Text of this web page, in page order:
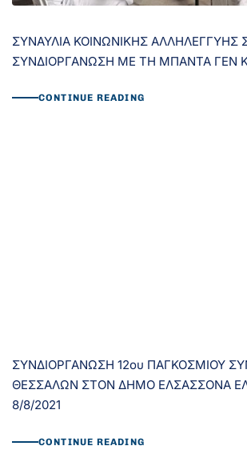
ΣΥΝΑΥΛΙΑ ΚΟΙΝΩΝΙΚΗΣ ΑΛΛΗΛΕΓΓΥΗΣ
ΣΥΝΔΙΟΡΓΑΝΩΣΗ ΜΕ ΤΗ ΜΠΑΝΤΑ ΓΕΝ
CONTINUE READING
ΣΥΝΔΙΟΡΓΑΝΩΣΗ 12ου ΠΑΓΚΟΣΜΙΟΥ
ΘΕΣΣΑΛΩΝ ΣΤΟΝ ΔΗΜΟ ΕΛΣΑΣΣΟΝΑ
8/8/2021
CONTINUE READING